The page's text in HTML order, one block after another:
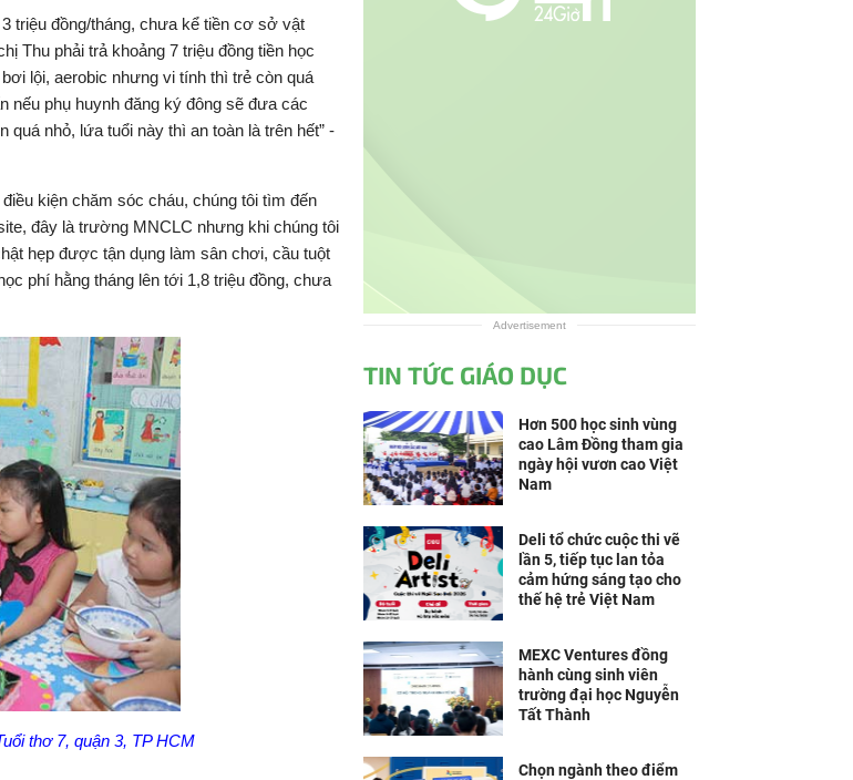
triệu đồng/tháng, chưa kể tiền cơ sở vật
Thu phải trả khoảng 7 triệu đồng tiền học
lội, aerobic nhưng vi tính thì trẻ còn quá
nếu phụ huynh đăng ký đông sẽ đưa các
nhỏ, lứa tuổi này thì an toàn là trên hết” -
kiện chăm sóc cháu, chúng tôi tìm đến
đây là trường MNCLC nhưng khi chúng tôi
hẹp được tận dụng làm sân chơi, cầu tuột
phí hằng tháng lên tới 1,8 triệu đồng, chưa
thơ 7, quận 3, TP HCM
Advertisement
TIN TỨC GIÁO DỤC
Hơn 500 học sinh vùng
cao Lâm Đồng tham gia
ngày hội vươn cao Việt
Nam
Deli tổ chức cuộc thi vẽ
lần 5, tiếp tục lan tỏa
cảm hứng sáng tạo cho
thế hệ trẻ Việt Nam
MEXC Ventures đồng
hành cùng sinh viên
trường đại học Nguyễn
Tất Thành
Chọn ngành theo điểm